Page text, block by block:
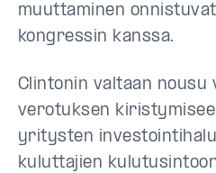
muuttaminen
kongressin kanssa.
Clintonin valtaan nousu
verotuksen
yritysten
kuluttajien